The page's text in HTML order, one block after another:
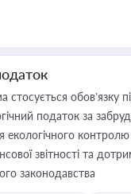
стосується обов’язку
податок за
контролю
звітності та
законодавства